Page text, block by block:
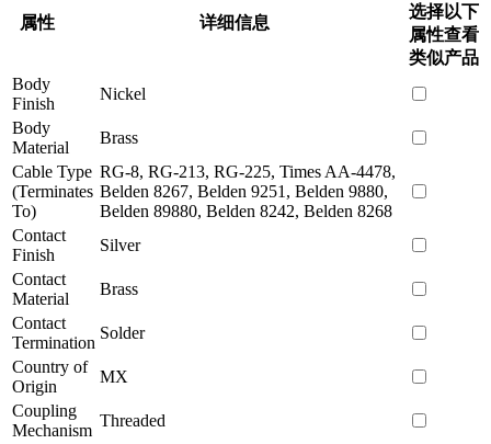
属性 详细信息
选择以下
属性查看
类似产品
Body
Finish
Nickel
Body
Material
Brass
Cable Type
(Terminates
To)
RG-8, RG-213, RG-225, Times AA-4478,
Belden 8267, Belden 9251, Belden 9880,
Belden 89880, Belden 8242, Belden 8268
Contact
Finish
Silver
Contact
Material
Brass
Contact
Termination
Solder
Country of
Origin
MX
Coupling
Mechanism
Threaded